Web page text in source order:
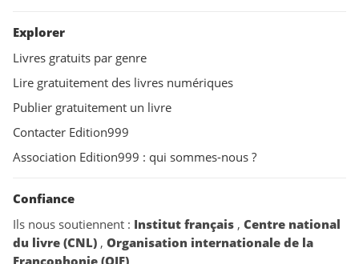
Explorer
Livres gratuits par genre
Lire gratuitement des livres numériques
Publier gratuitement un livre
Contacter Edition999
Association Edition999 : qui sommes-nous ?
Confiance
Ils nous soutiennent : Institut français , Centre national
du livre (CNL) , Organisation internationale de la